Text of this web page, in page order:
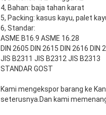
4, Bahan: baja tahan karat
5, Packing: kasus kayu, palet
6, Standar:
ASME B16.9 ASME 16.28
DIN 2605 DIN 2615 DIN 2616 DIN
JIS B2311 JIS B2312 JIS B2313
STANDAR GOST
Kami mengekspor barang ke
seterusnya.Dan kami